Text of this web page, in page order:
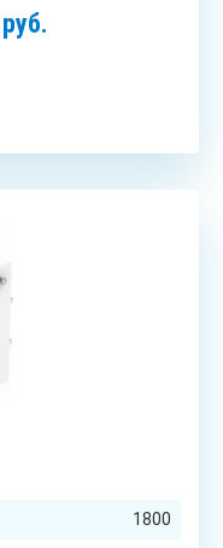
руб.
1800